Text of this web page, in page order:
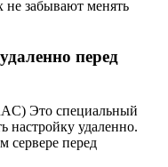
не забывают менять
перед
Это специальный
настройку удаленно.
сервере перед